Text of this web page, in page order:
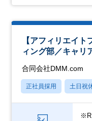
【アフィリエイ
ィング部／キャリ
合同会社DMM.com
正社員採用 土日祝